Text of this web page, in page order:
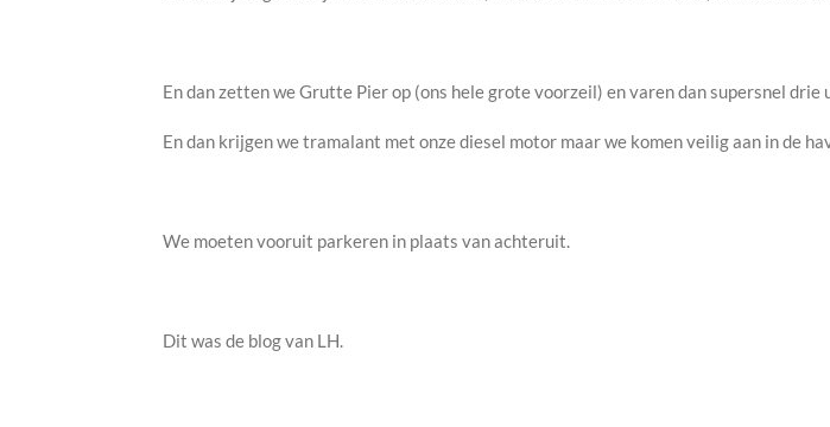
En dan zetten we Grutte Pier op (ons hele grote voorzeil) en varen dan supersnel drie
En dan krijgen we tramalant met onze diesel motor maar we komen veilig aan in de
We moeten vooruit parkeren in plaats van achteruit.
Dit was de blog van LH.